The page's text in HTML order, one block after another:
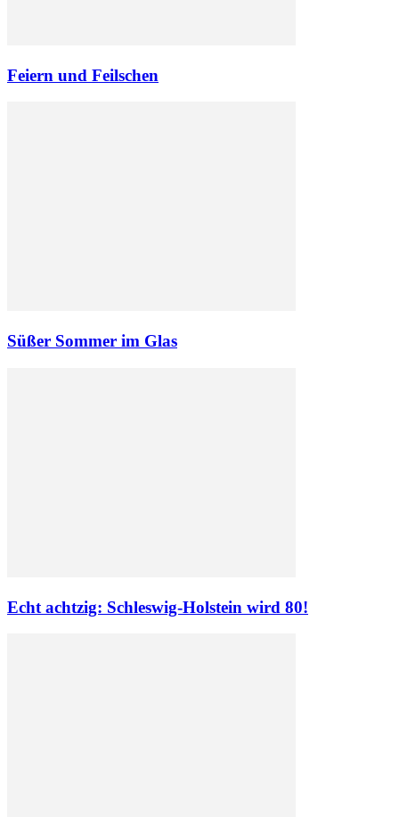
Feiern und Feilschen
Süßer Sommer im Glas
Echt achtzig: Schleswig-Holstein wird 80!